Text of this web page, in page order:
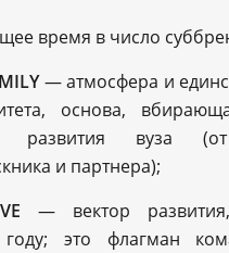
время в число
— атмосфера и
основа,
развития вуза (от
и партнера);
— вектор
это флагман